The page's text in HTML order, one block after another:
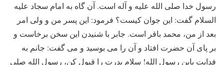
رسول خدا صلی الله علیه و آله است. آن گاه به امام سجاد علیه
السلام گفت: این جوان کیست؟ فرمود: این پسر من و ولی امر
بعد از من، محمد باقر است. جابر با شنیدن این سخن برخاست و
بر پای آن حضرت افتاد و آن را می بوسید و می گفت: جانم به
فدایت یابن رسول الله! سلام پدرت را قبول کن، رسول الله صلی